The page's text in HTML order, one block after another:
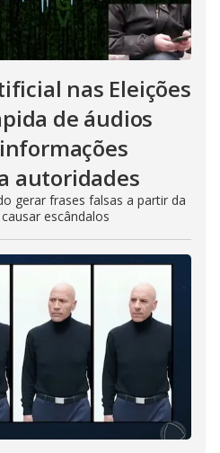
nas Eleições
de áudios
autoridades
gerar frases falsas a partir da
escândalos